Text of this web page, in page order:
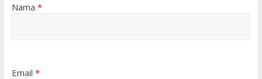
Nama *
Email *